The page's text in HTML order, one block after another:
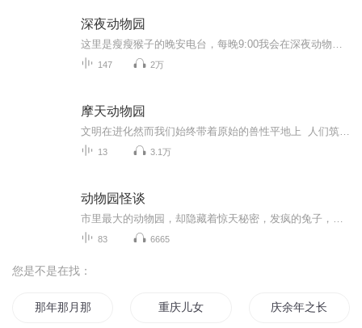
深夜动物园
147 2万
摩天动物园
13 3.1万
动物园怪谈
83 6665
您是不是在找：
那年那月那时节 重庆儿女 庆余年之长歌行